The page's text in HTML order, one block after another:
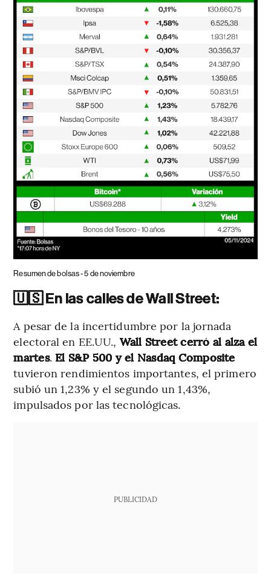
Resumen de bolsas - 5 de noviembre
🇺🇸 En las calles de Wall Street:
A pesar de la incertidumbre por la jornada
electoral en EE.UU., Wall Street cerró al alza el
martes. El S&P 500 y el Nasdaq Composite
tuvieron rendimientos importantes, el primero
subió un 1,23% y el segundo un 1,43%,
impulsados por las tecnológicas.
PUBLICIDAD